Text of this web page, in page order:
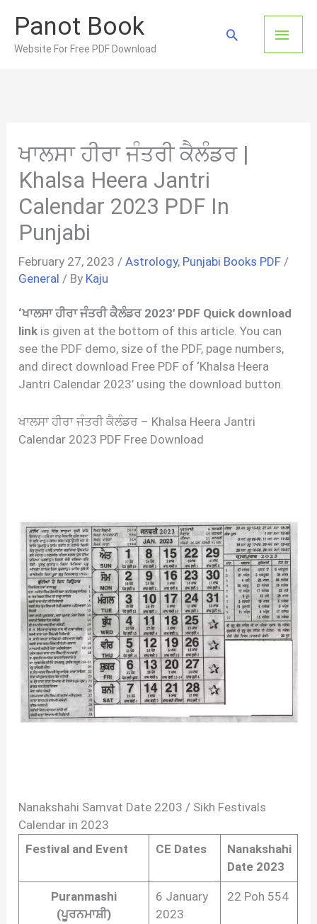
content
Panot Book
Website For Free PDF Download
Main
Search
ਖਾਲਸਾ ਹੀਰਾ ਜੰਤਰੀ ਕੈਲੰਡਰ |
Khalsa Heera Jantri
Calendar 2023 PDF In
Punjabi
February 27, 2023 /Astrology, Punjabi Books PDF /
General / By Kaju
‘ਖਾਲਸਾ ਹੀਰਾ ਜੰਤਰੀ ਕੈਲੰਡਰ 2023′ PDF Quick download
link is given at the bottom of this article. You can
see the PDF demo, size of the PDF, page numbers,
and direct download Free PDF of ‘Khalsa Heera
Jantri Calendar 2023’ using the download button.
ਖਾਲਸਾ ਹੀਰਾ ਜੰਤਰੀ ਕੈਲੰਡਰ – Khalsa Heera Jantri
Calendar 2023 PDF Free Download
Nanakshahi Samvat Date 2203 / Sikh Festivals
Calendar in 2023
Festival and Event
CE Dates
Nanakshahi
Date 2023
Puranmashi
(ਪੂਰਨਮਾਸ਼ੀ)
6 January
2023
22 Poh 554